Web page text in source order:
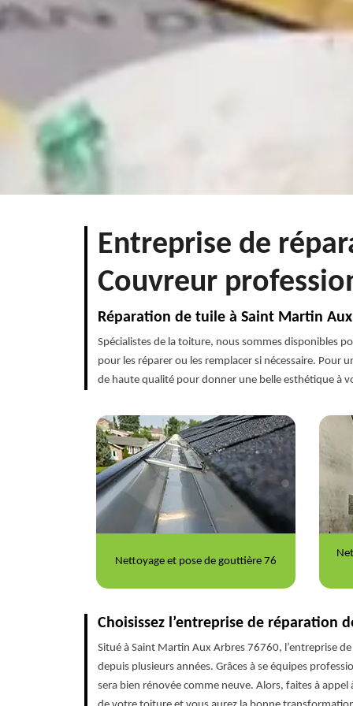
Entreprise de
Couvreur
Réparation de tuile à Saint Martin
Spécialistes de la toiture, nous sommes disponibles
pour les réparer ou les remplacer si nécessaire. Pour
de haute qualité pour donner une belle esthétique à
Nettoyage et ravalement de façade
Choisissez l’entreprise de réparation
Situé à Saint Martin Aux Arbres 76760, l’entreprise
depuis plusieurs années. Grâces à se équipes
sera bien rénovée comme neuve. Alors, faites à